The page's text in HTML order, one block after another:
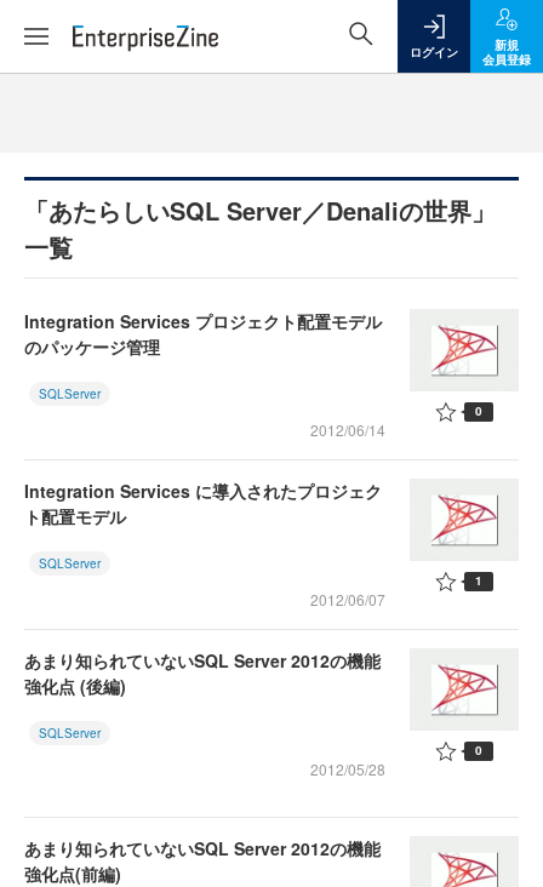
ログイン
新規
会員登録
「あたらしいSQL Server／Denaliの世界」
一覧
Integration Services プロジェクト配置モデル
のパッケージ管理
SQLServer
2012/06/14
0
Integration Services に導入されたプロジェク
ト配置モデル
SQLServer
2012/06/07
1
あまり知られていないSQL Server 2012の機能
強化点 (後編)
SQLServer
2012/05/28
0
あまり知られていないSQL Server 2012の機能
強化点(前編)